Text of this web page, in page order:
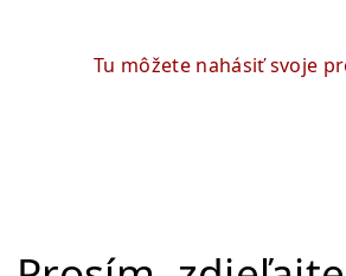
Tu môžete nahásiť svoje